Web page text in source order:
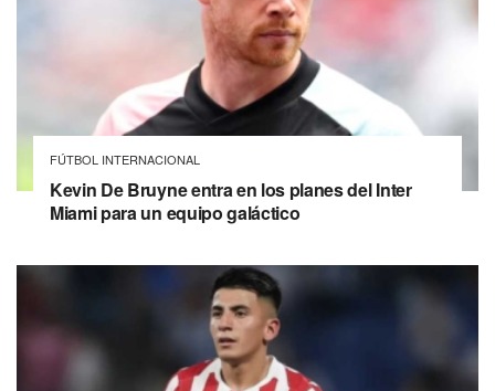
FÚTBOL INTERNACIONAL
Kevin De Bruyne entra en los planes del Inter
Miami para un equipo galáctico